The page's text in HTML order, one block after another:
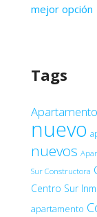
mejor opción
Tags
Apartamento
nuevo
nuevos
Sur Constructora
Centro Sur
apartamento